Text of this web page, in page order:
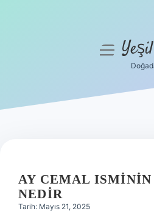
Hakkımızda
menüyü
AY CEMAL
NEDIR
Tarih: Mayıs 21, 2025